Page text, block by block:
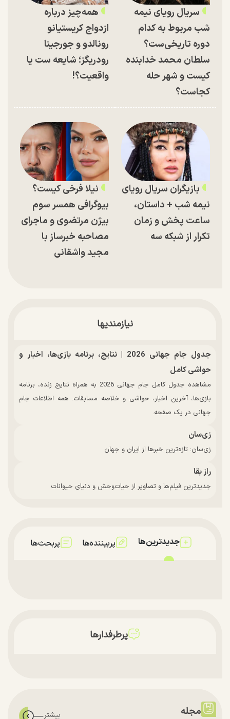
سریال رویای نیمه
شب مربوط به کدام
دوره تاریخی‌ست؟
سلطان محمد خدابنده
کیست و شهر حله
کجاست؟
همه‌چیز درباره
ازدواج کریستیانو
رونالدو و جورجینا
رودریگز؛ شایعه ست یا
واقعیت؟!
بازیگران سریال رویای
نیمه شب + داستان،
ساعت پخش و زمان
تکرار از شبکه سه
نیلا فرخی کیست؟
بیوگرافی همسر سوم
بیژن مرتضوی و ماجرای
مصاحبه خبرساز با
مجید واشقانی
نیازمندیها
جدول جام جهانی 2026 | نتایج، برنامه بازی‌ها، اخبار و
حواشی کامل
مشاهده جدول کامل جام جهانی 2026 به همراه نتایج زنده، برنامه
بازی‌ها، آخرین اخبار، حواشی و خلاصه مسابقات. همه اطلاعات جام
جهانی در یک صفحه.
زی‌سان
زی‌سان: تازه‌ترین خبرها از ایران و جهان
راز بقا
جدیدترین فیلم‌ها و تصاویر از حیات‌وحش و دنیای حیوانات
جدیدترین‌ها پربیننده‌ها پربحث‌ها
پرطرفدارها
مجله